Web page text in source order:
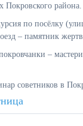
Покровского района.
по посёлку
– памятник
–
советников в